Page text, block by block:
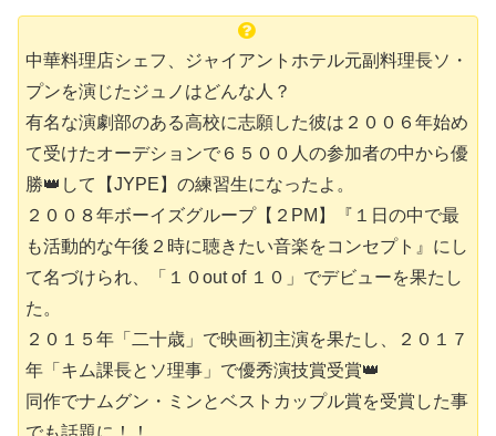
中華料理店シェフ、ジャイアントホテル元副料理長ソ・
プンを演じたジュノはどんな人？
有名な演劇部のある高校に志願した彼は２００６年始め
て受けたオーデションで６５００人の参加者の中から優
勝👑して【JYPE】の練習生になったよ。
２００８年ボーイズグループ【２PM】『１日の中で最
も活動的な午後２時に聴きたい音楽をコンセプト』にし
て名づけられ、「１０out of １０」でデビューを果たし
た。
２０１５年「二十歳」で映画初主演を果たし、２０１７
年「キム課長とソ理事」で優秀演技賞受賞👑
同作でナムグン・ミンとベストカップル賞を受賞した事